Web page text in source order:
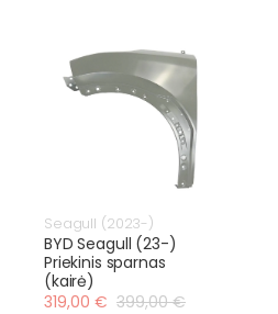
Seagull (2023-)
BYD Seagull (23-)
Priekinis sparnas
(kairė)
319,00 € 399,00 €